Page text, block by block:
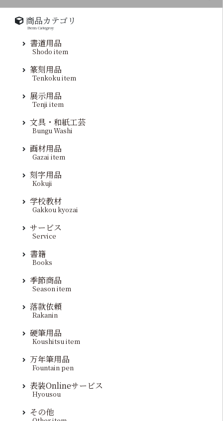
商品カテゴリ
Item Categroy
書道用品
Shodo item
篆刻用品
Tenkoku item
展示用品
Tenji item
文具・和紙工芸
Bungu Washi
画材用品
Gazai item
刻字用品
Kokuji
学校教材
Gakkou kyozai
サービス
Service
書籍
Books
季節商品
Season item
落款依頼
Rakanin
硬筆用品
Koushitsu item
万年筆用品
Fountain pen
表装Onlineサービス
Hyousou
その他